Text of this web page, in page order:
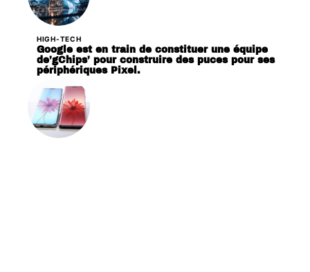
HIGH-TECH
Google est en train de constituer une équipe
de’gChips’ pour construire des puces pour ses
périphériques Pixel.